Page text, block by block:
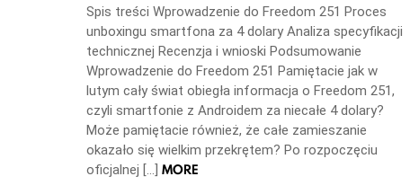
Spis treści Wprowadzenie do Freedom 251 Proces
unboxingu smartfona za 4 dolary Analiza specyfikacji
technicznej Recenzja i wnioski Podsumowanie
Wprowadzenie do Freedom 251 Pamiętacie jak w
lutym cały świat obiegła informacja o Freedom 251,
czyli smartfonie z Androidem za niecałe 4 dolary?
Może pamiętacie również, że całe zamieszanie
okazało się wielkim przekrętem? Po rozpoczęciu
oficjalnej […] MORE